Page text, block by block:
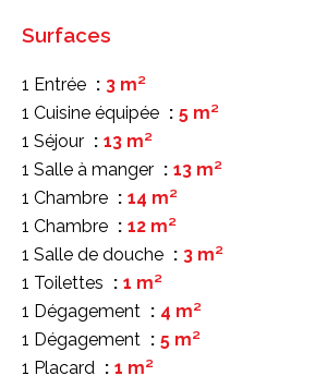
Surfaces
1 Entrée
3 m²
1 Cuisine équipée
5 m²
1 Séjour
13 m²
1 Salle à manger
13 m²
1 Chambre
14 m²
1 Chambre
12 m²
1 Salle de douche
3 m²
1 Toilettes
1 m²
1 Dégagement
4 m²
1 Dégagement
5 m²
1 Placard
1 m²